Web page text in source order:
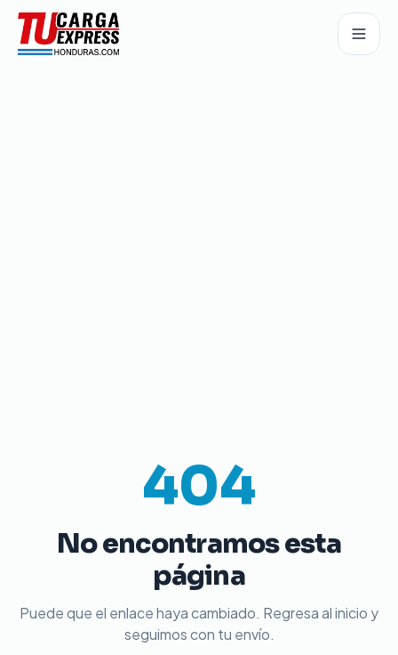
404
No encontramos esta
página
Puede que el enlace haya cambiado. Regresa al inicio y
seguimos con tu envío.